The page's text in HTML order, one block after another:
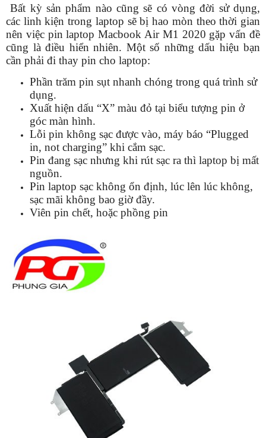
Bất kỳ sản phẩm nào cũng sẽ có vòng đời sử dụng,
các linh kiện trong laptop sẽ bị hao mòn theo thời gian
nên việc pin laptop Macbook Air M1 2020 gặp vấn đề
cũng là điều hiển nhiên. Một số những dấu hiệu bạn
cần phải đi thay pin cho laptop:
Phần trăm pin sụt nhanh chóng trong quá trình sử
dụng.
Xuất hiện dấu “X” màu đỏ tại biểu tượng pin ở
góc màn hình.
Lỗi pin không sạc được vào, máy báo “Plugged
in, not charging” khi cắm sạc.
Pin đang sạc nhưng khi rút sạc ra thì laptop bị mất
nguồn.
Pin laptop sạc không ổn định, lúc lên lúc không,
sạc mãi không bao giờ đầy.
Viên pin chết, hoặc phồng pin